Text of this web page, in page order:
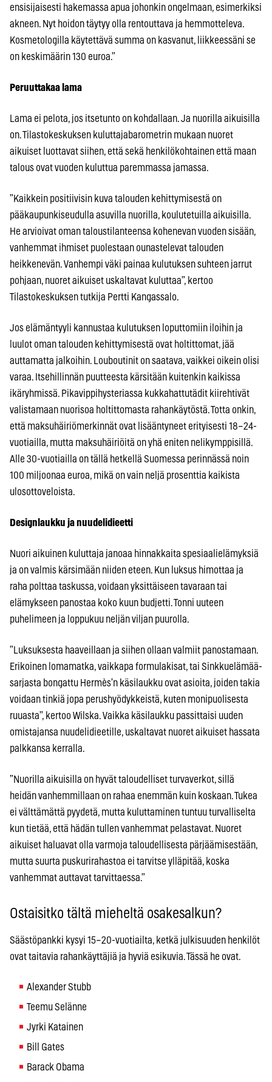
ensisijaisesti hakemassa apua johonkin ongelmaan, esimerkiksi
akneen. Nyt hoidon täytyy olla rentouttava ja hemmotteleva.
Kosmetologilla käytettävä summa on kasvanut, liikkeessäni se
on keskimäärin 130 euroa.”
Peruuttakaa lama
Lama ei pelota, jos itsetunto on kohdallaan. Ja nuorilla aikuisilla
on. Tilastokeskuksen kuluttajabarometrin mukaan nuoret
aikuiset luottavat siihen, että sekä henkilökohtainen että maan
talous ovat vuoden kuluttua paremmassa jamassa.
”Kaikkein positiivisin kuva talouden kehittymisestä on
pääkaupunkiseudulla asuvilla nuorilla, koulutetuilla aikuisilla.
He arvioivat oman taloustilanteensa kohenevan vuoden sisään,
vanhemmat ihmiset puolestaan ounastelevat talouden
heikkenevän. Vanhempi väki painaa kulutuksen suhteen jarrut
pohjaan, nuoret aikuiset uskaltavat kuluttaa”, kertoo
Tilastokeskuksen tutkija Pertti Kangassalo.
Jos elämäntyyli kannustaa kulutuksen loputtomiin iloihin ja
luulot oman talouden kehittymisestä ovat holtittomat, jää
auttamatta jalkoihin. Louboutinit on saatava, vaikkei oikein olisi
varaa. Itsehillinnän puutteesta kärsitään kuitenkin kaikissa
ikäryhmissä. Pikavippihysteriassa kukkahattutädit kiirehtivät
valistamaan nuorisoa holtittomasta rahankäytöstä. Totta onkin,
että maksuhäiriömerkinnät ovat lisääntyneet erityisesti 18–24-
vuotiailla, mutta maksuhäiriöitä on yhä eniten nelikymppisillä.
Alle 30-vuotiailla on tällä hetkellä Suomessa perinnässä noin
100 miljoonaa euroa, mikä on vain neljä prosenttia kaikista
ulosottoveloista.
Designlaukku ja nuudelidieetti
Nuori aikuinen kuluttaja janoaa hinnakkaita spesiaalielämyksiä
ja on valmis kärsimään niiden eteen. Kun luksus himottaa ja
raha polttaa taskussa, voidaan yksittäiseen tavaraan tai
elämykseen panostaa koko kuun budjetti. Tonni uuteen
puhelimeen ja loppukuu neljän viljan puurolla.
”Luksuksesta haaveillaan ja siihen ollaan valmiit panostamaan.
Erikoinen lomamatka, vaikkapa formulakisat, tai Sinkkuelämää-
sarjasta bongattu Hermès’n käsilaukku ovat asioita, joiden takia
voidaan tinkiä jopa perushyödykkeistä, kuten monipuolisesta
ruuasta”, kertoo Wilska. Vaikka käsilaukku passittaisi uuden
omistajansa nuudelidieetille, uskaltavat nuoret aikuiset hassata
palkkansa kerralla.
”Nuorilla aikuisilla on hyvät taloudelliset turvaverkot, sillä
heidän vanhemmillaan on rahaa enemmän kuin koskaan. Tukea
ei välttämättä pyydetä, mutta kuluttaminen tuntuu turvalliselta
kun tietää, että hädän tullen vanhemmat pelastavat. Nuoret
aikuiset haluavat olla varmoja taloudellisesta pärjäämisestään,
mutta suurta puskurirahastoa ei tarvitse ylläpitää, koska
vanhemmat auttavat tarvittaessa.”
Ostaisitko tältä mieheltä osakesalkun?
Säästöpankki kysyi 15–20-vuotiailta, ketkä julkisuuden henkilöt
ovat taitavia rahankäyttäjiä ja hyviä esikuvia. Tässä he ovat.
Alexander Stubb
Teemu Selänne
Jyrki Katainen
Bill Gates
Barack Obama